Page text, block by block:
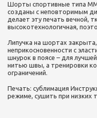
Шорты спортивные типа
созданы с неповторимым
делает эту печать вечной,
высокотехнологичная,
Липучка на шортах
неприкосновенности с
шнурок в поясе – для
нитью швы, а тренировки
ограничений.
Печать: сублимация
режиме, сушить при низких